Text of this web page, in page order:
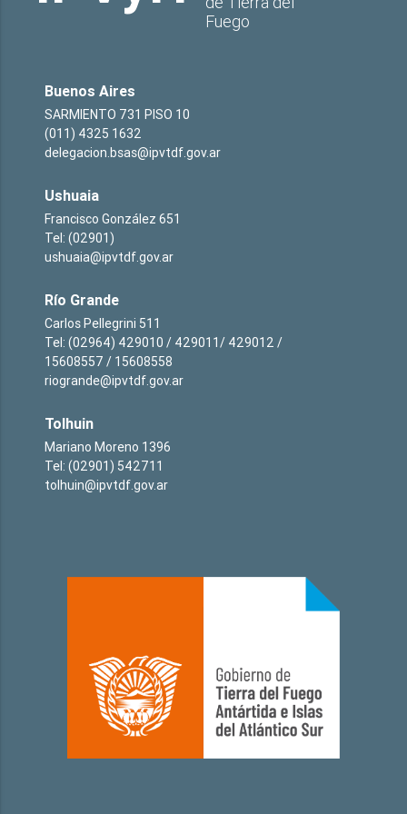
Fuego
Buenos Aires
SARMIENTO 731 PISO 10
(011) 4325 1632
delegacion.bsas@ipvtdf.gov.ar
Ushuaia
Francisco González 651
Tel: (02901)
ushuaia@ipvtdf.gov.ar
Río Grande
Carlos Pellegrini 511
Tel: (02964) 429010 / 429011/ 429012 /
15608557 / 15608558
riogrande@ipvtdf.gov.ar
Tolhuin
Mariano Moreno 1396
Tel: (02901) 542711
tolhuin@ipvtdf.gov.ar